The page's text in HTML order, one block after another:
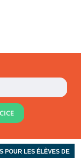
POUR LES ÉLÈVES DE